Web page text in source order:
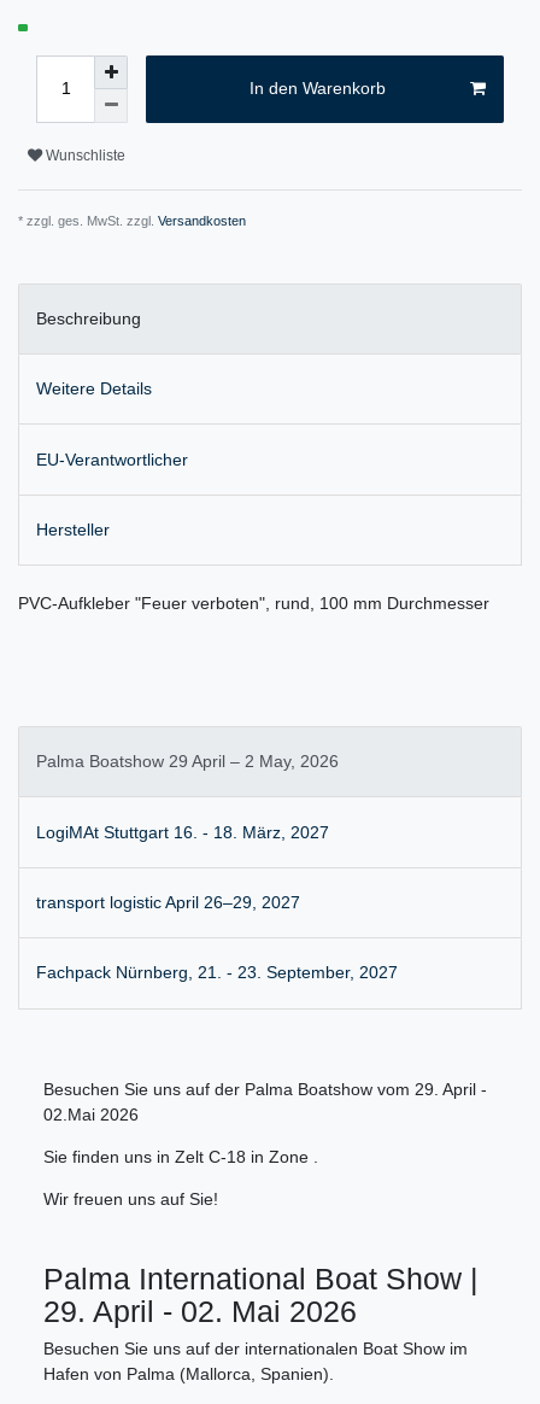
In den Warenkorb
Wunschliste
* zzgl. ges. MwSt. zzgl. Versandkosten
Beschreibung
Weitere Details
EU-Verantwortlicher
Hersteller
PVC-Aufkleber "Feuer verboten", rund, 100 mm Durchmesser
Palma Boatshow 29 April – 2 May, 2026
LogiMAt Stuttgart 16. - 18. März, 2027
transport logistic April 26–29, 2027
Fachpack Nürnberg, 21. - 23. September, 2027
Besuchen Sie uns auf der Palma Boatshow vom 29. April -
02.Mai 2026
Sie finden uns in Zelt C-18 in Zone .
Wir freuen uns auf Sie!
Palma International Boat Show |
29. April - 02. Mai 2026
Besuchen Sie uns auf der internationalen Boat Show im
Hafen von Palma (Mallorca, Spanien).